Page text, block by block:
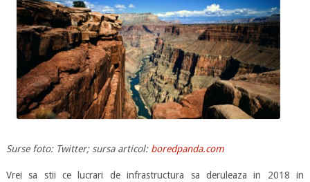
Surse foto: Twitter; sursa articol: boredpanda.com
Vrei sa stii ce lucrari de infrastructura sa deruleaza in 2018 in